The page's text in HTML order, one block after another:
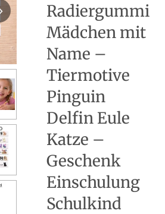
Radiergummi
Mädchen mit
Name –
Tiermotive
Pinguin
Delfin Eule
Katze –
Geschenk
Einschulung
Schulkind